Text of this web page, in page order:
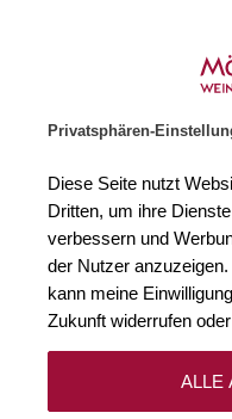
Privatsphären-
Diese Seite nutzt
Dritten, um ihre
verbessern und
der Nutzer
kann meine
Zukunft widerrufen
Keine Ergebnisse
10-